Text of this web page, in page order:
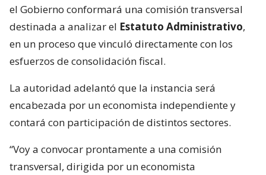
el Gobierno conformará una comisión transversal
destinada a analizar el Estatuto Administrativo,
en un proceso que vinculó directamente con los
esfuerzos de consolidación fiscal.
La autoridad adelantó que la instancia será
encabezada por un economista independiente y
contará con participación de distintos sectores.
“Voy a convocar prontamente a una comisión
transversal, dirigida por un economista